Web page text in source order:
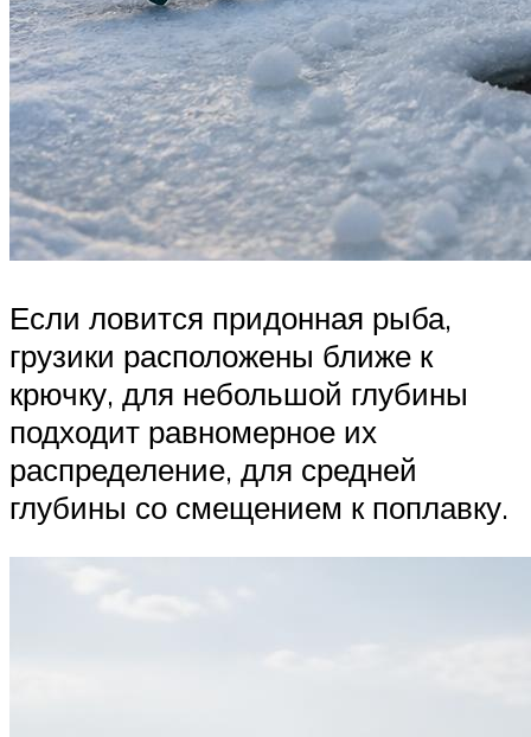
Если ловится придонная рыба,
грузики расположены ближе к
крючку, для небольшой глубины
подходит равномерное их
распределение, для средней
глубины со смещением к поплавку.